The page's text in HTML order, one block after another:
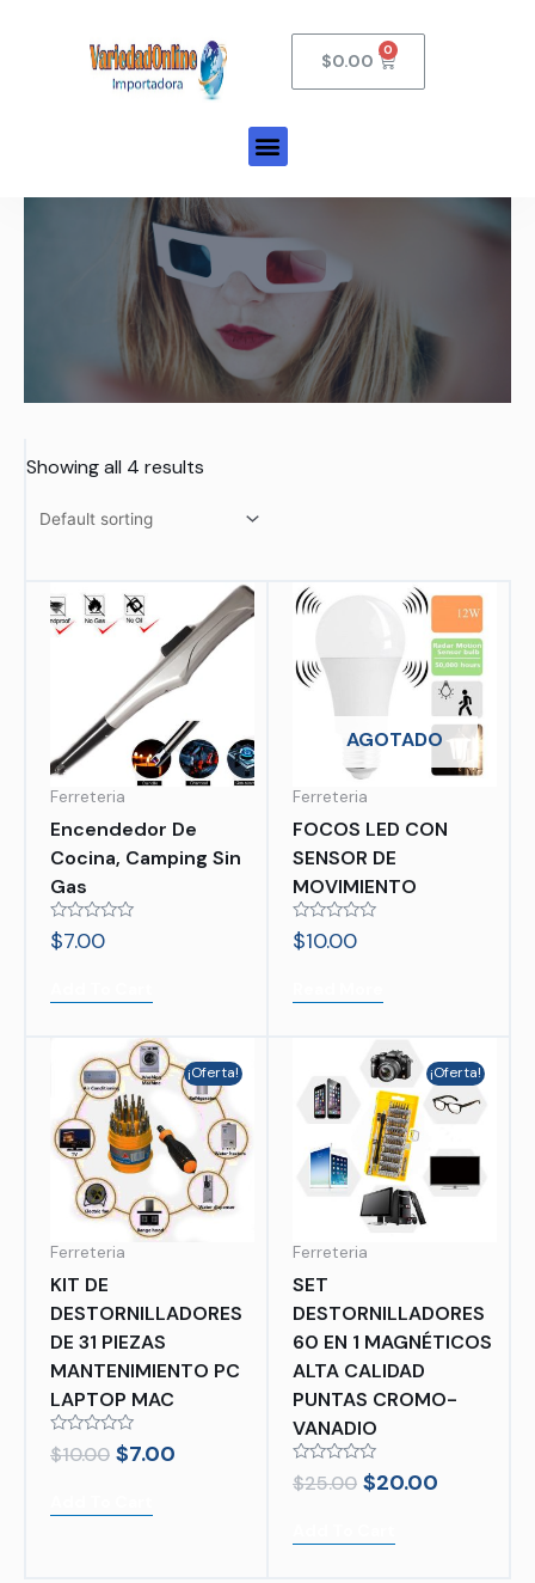
$0.00
Showing all 4 results
Ferreteria
Encendedor De
Cocina, Camping Sin
Gas
Rated
0
$7.00
AGOTADO
Ferreteria
FOCOS LED CON
SENSOR DE
MOVIMIENTO
Rated
0
$10.00
¡Oferta!
Ferreteria
KIT DE
DESTORNILLADORES
DE 31 PIEZAS
MANTENIMIENTO PC
LAPTOP MAC
Rated
0
$10.00 $7.00
¡Oferta!
Ferreteria
SET
DESTORNILLADORES
60 EN 1 MAGNÉTICOS
ALTA CALIDAD
PUNTAS CROMO-
VANADIO
Rated
0
$25.00 $20.00